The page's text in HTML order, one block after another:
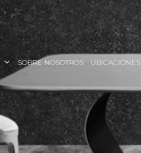
SOBRE NOSOTROS UBICACIONES